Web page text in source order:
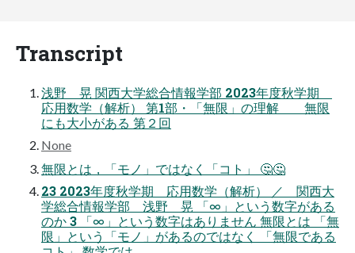
Transcript
浅野 晃 関西大学総合情報学部 2023年度秋学期
応用数学（解析） 第1部・「無限」の理解 無限
にも大小がある 第２回
None
無限とは，「モノ」ではなく「コト」 🤔🤔
23 2023年度秋学期 応用数学（解析） ／ 関西大
学総合情報学部 浅野 晃 「∞」という数字がある
のか 3 「∞」という数字はありません 無限とは 「無
限」という「モノ」があるのではなく 「無限である